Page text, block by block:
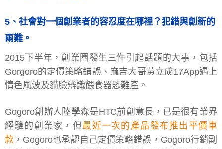
5、社會對一個創業者的容忍度在哪裡？犯錯與創新的
兩難。
2015下半年，創業圈發生三件引起話題的大事，包括
Gorgoro的定價策略錯誤、麻吉大哥黃立成17App遇上
情色風波及貓臉辨識餵食器恐難產。
Gogoro創辦人陸學森是HTC前創意長，已是很有業界
經驗的創業家，但 最近一次的產品發布推出平價車
款 ，Gogoro也承認自己定價策略錯誤，Gogoro行銷副